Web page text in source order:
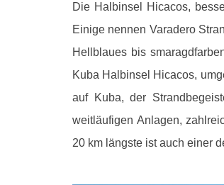
Die Halbinsel Hicacos,
Einige nennen Varadero
Hellblaues bis
Kuba Halbinsel Hicacos,
auf Kuba, der
weitläufigen Anlagen,
20 km längste ist auch einer